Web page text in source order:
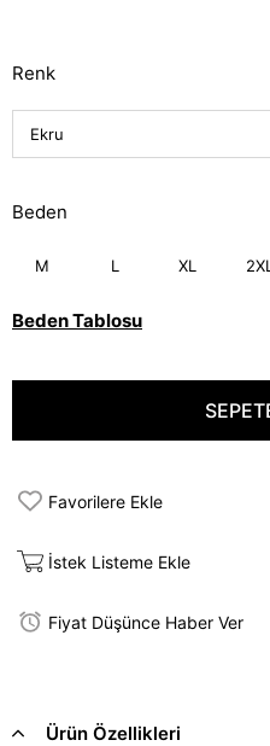
Renk
Beden
M L XL 2XL
Beden Tablosu
Favorilere Ekle
İstek Listeme Ekle
Fiyat Düşünce Haber Ver
Ürün Özellikleri